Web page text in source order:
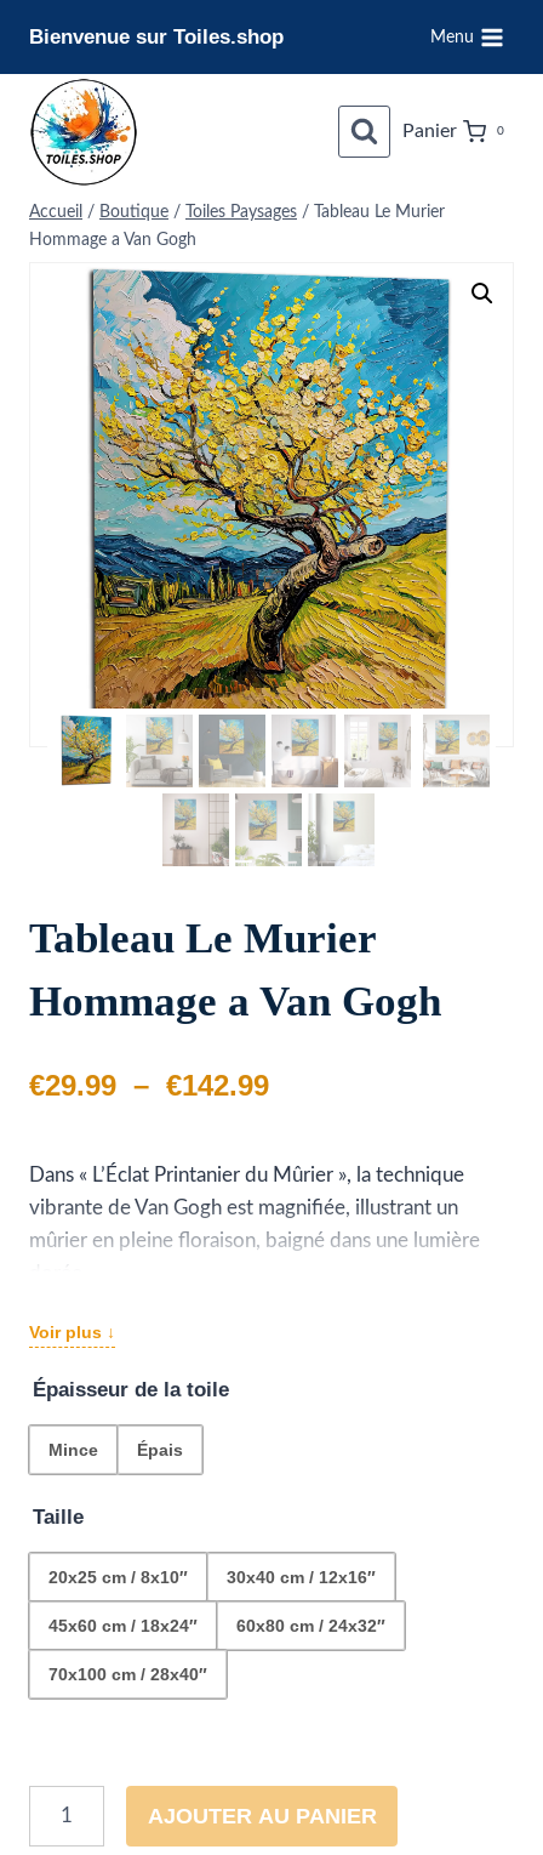
contenu
Bienvenue sur Toiles.shop Menu
Panier 0
Accueil / Boutique / Toiles Paysages /
Tableau Le Murier
Hommage a Van Gogh
Tableau Le Murier
Hommage a Van Gogh
€29.99 – €142.99Plage
prix :
€29.99
Dans « L’Éclat Printanier du Mûrier », la technique
vibrante de Van Gogh est magnifiée, illustrant un
mûrier en pleine floraison, baigné dans une lumière
la toile évoquent un printemps éternel, capturant le
regard avec la promesse de jours ensoleillés et la
majesté de la nature en éveil.
Voir plus ↓
Épaisseur de la toile
Mince Épais
Taille
20x25 cm / 8x10″ 30x40 cm / 12x16″
45x60 cm / 18x24″ 60x80 cm / 24x32″
70x100 cm / 28x40″
quantité
AJOUTER AU PANIER